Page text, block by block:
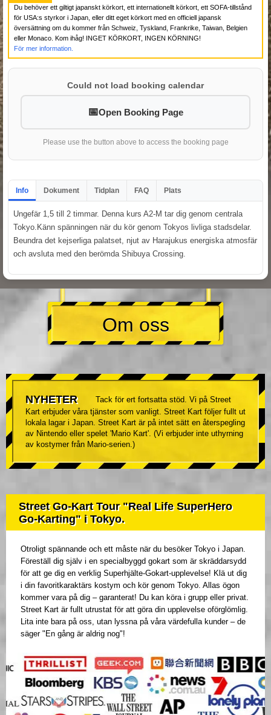
Du behöver ett giltigt japanskt körkort, ett internationellt körkort, ett SOFA-tillstånd
för USA:s styrkor i Japan, eller ditt eget körkort med en officiell japansk
översättning om du kommer från Schweiz, Tyskland, Frankrike, Taiwan, Belgien
eller Monaco. Kom ihåg! INGET KÖRKORT, INGEN KÖRNING!
För mer information.
Could not load booking calendar
Open Booking Page
Please use the button above to access the booking page
Info Dokument Tidplan FAQ Plats
Ungefär 1,5 till 2 timmar. Denna kurs A2-M tar dig genom centrala
Tokyo.Känn spänningen när du kör genom Tokyos livliga stadsdelar.
Beundra det kejserliga palatset, njut av Harajukus energiska atmosfär
och avsluta med den berömda Shibuya Crossing.
Om oss
NYHETER
Tack för ert fortsatta stöd. Vi på Street
Kart erbjuder våra tjänster som vanligt. Street Kart följer fullt ut
lokala lagar i Japan. Street Kart är på intet sätt en återspegling
av Nintendo eller spelet 'Mario Kart'. (Vi erbjuder inte uthyrning
av kostymer från Mario-serien.)
Street Go-Kart Tour "Real Life SuperHero
Go-Karting" i Tokyo.
Otroligt spännande och ett måste när du besöker Tokyo i Japan.
Föreställ dig själv i en specialbyggd gokart som är skräddarsydd
för att ge dig en verklig Superhjälte-Gokart-upplevelse! Klä ut dig
i din favoritkaraktärs kostym och kör genom Tokyo. Allas ögon
kommer vara på dig – garanterat! Du kan köra i grupp eller privat.
Street Kart är fullt utrustat för att göra din upplevelse oförglömlig.
Lita inte bara på oss, utan lyssna på våra värdefulla kunder – de
säger "En gång är aldrig nog"!